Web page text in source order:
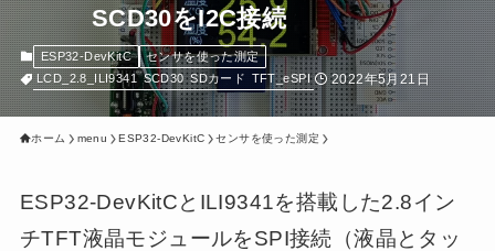
SCD30をI2C接続
ESP32-DevKitC
センサを使った測定
LCD_2.8_ILI9341 SCD30 SDカード TFT_eSPI 2022年5月21日
ホーム menu ESP32-DevKitC センサを使った測定
ESP32-DevKitCとILI9341を搭載した2.8イン
チTFT液晶モジュールをSPI接続（液晶とタッ